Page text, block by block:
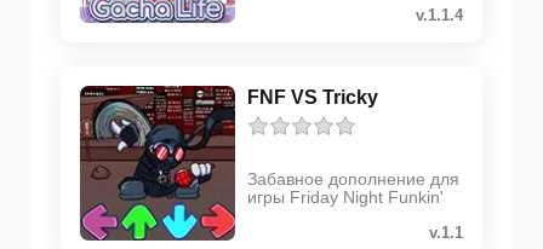
v.1.1.4
FNF VS Tricky
Забавное дополнение для
игры Friday Night Funkin'
v.1.1